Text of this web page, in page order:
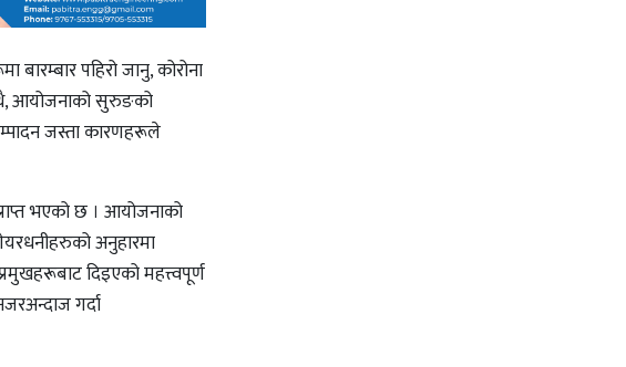
पहिरो जानु, कोरोना
आयोजनाको सुरुङको
जस्ता कारणहरूले
भएको छ । आयोजनाको
अनुहारमा
दिइएको महत्त्वपूर्ण
गर्दा